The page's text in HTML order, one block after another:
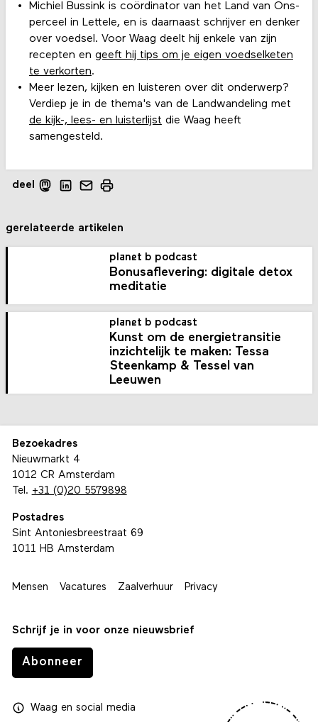
Michiel Bussink is coördinator van het Land van Ons-
perceel in Lettele, en is daarnaast schrijver en denker
over voedsel. Voor Waag deelt hij enkele van zijn
recepten en geeft hij tips om je eigen voedselketen
te verkorten.
Meer lezen, kijken en luisteren over dit onderwerp?
Verdiep je in de thema's van de Landwandeling met
de kijk-, lees- en luisterlijst die Waag heeft
samengesteld.
deel
gerelateerde artikelen
planet b podcast
Bonusaflevering: digitale detox
meditatie
planet b podcast
Kunst om de energietransitie
inzichtelijk te maken: Tessa
Steenkamp & Tessel van
Leeuwen
Bezoekadres
Nieuwmarkt 4
1012 CR Amsterdam
Tel. +31 (0)20 5579898
Postadres
Sint Antoniesbreestraat 69
1011 HB Amsterdam
Mensen Vacatures Zaalverhuur Privacy
Schrijf je in voor onze nieuwsbrief
Abonneer
Waagen social media